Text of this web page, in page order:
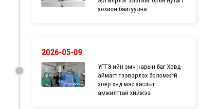
зохион байгуулна
2026-05-09
УГТЭ-ийн эмч нарын баг Ховд
аймагт тээвэрлэх боломжгүй
хоёр хүнд мэс заслыг
амжилттай хийжээ